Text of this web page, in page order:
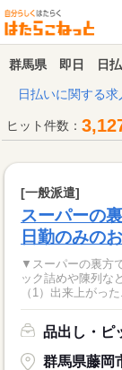
群馬県 即日 日
日払いに関する
ヒット件数：
[一般派遣]
スーパーの
日勤のみの
▼スーパーの裏方
ック詰めや陳列などの
（1）出来上がっ
品出し・ピ
群馬県藤岡